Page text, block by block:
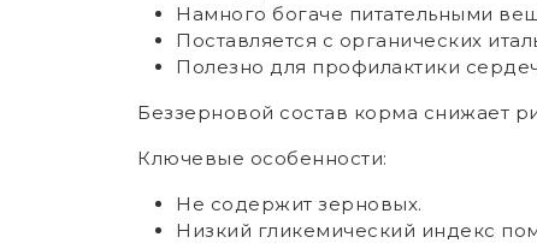
Намного богаче питательными
Поставляется с органических
Полезно для профилактики
Беззерновой состав корма снижает
Ключевые особенности:
Не содержит зерновых.
Низкий гликемический индекс